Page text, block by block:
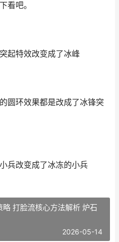
看吧。
起特效改变成了冰峰
圆环效果都是改成了冰锋突
兵改变成了冰冻的小兵
打脸流核心方法解析 炉石
2026-05-14